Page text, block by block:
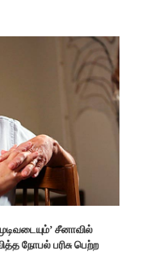
சீனாவில்
நோபல் பரிசு பெற்ற